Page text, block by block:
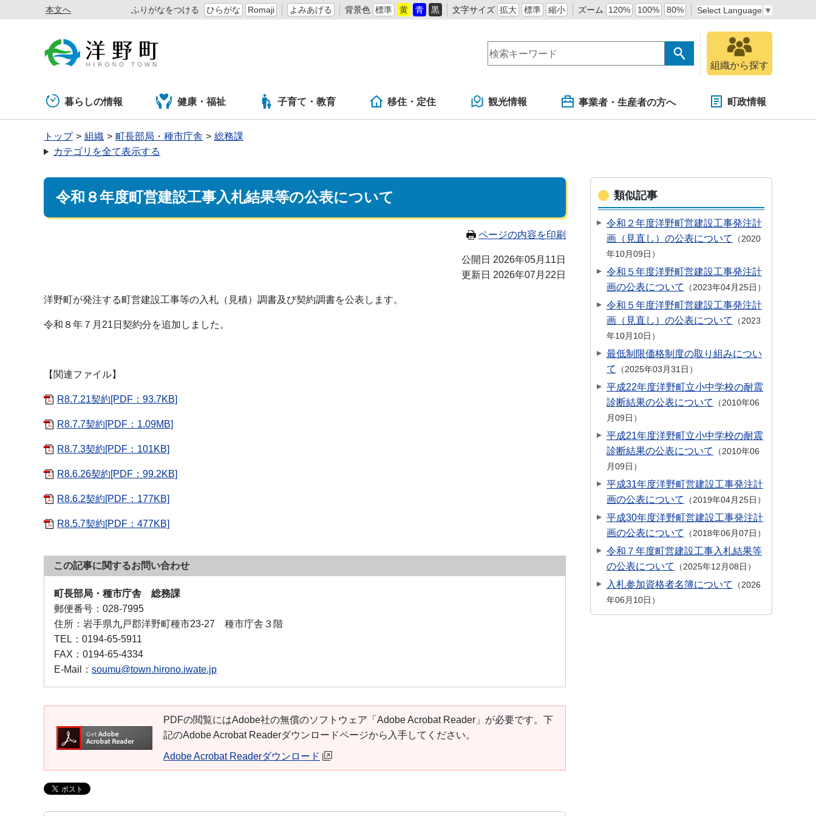
本文へ ふりがなをつける ひらがな Romaji よみあげる 背景色 標準 黄 青 黒 文字サイズ 拡大 標準 縮小 ズーム 120% 100% 80% Select Language ▼
組織から探す
暮らしの情報 健康・福祉 子育て・教育 移住・定住 観光情報 事業者・生産者の方へ 町政情報
トップ 組織 町長部局・種市庁舎
総務課
カテゴリを全て表示する
令和８年度町営建設工事入札結果等の公表について
ページの内容を印刷
公開日 2026年05月11日
更新日 2026年07月22日
洋野町が発注する町営建設工事等の入札（見積）調書及び契約調書を公表します。
令和８年７月21日契約分を追加しました。
【関連ファイル】
R8.7.21契約[PDF：93.7KB]
R8.7.7契約[PDF：1.09MB]
R8.7.3契約[PDF：101KB]
R8.6.26契約[PDF：99.2KB]
R8.6.2契約[PDF：177KB]
R8.5.7契約[PDF：477KB]
この記事に関するお問い合わせ
町長部局・種市庁舎 総務課
郵便番号： 028-7995
住所： 岩手県九戸郡洋野町種市23-27 種市庁舎３階
TEL： 0194-65-5911
FAX： 0194-65-4334
E-Mail： soumu@town.hirono.iwate.jp
PDFの閲覧にはAdobe社の無償のソフトウェア「Adobe Acrobat Reader」が必要です。下
記のAdobe Acrobat Readerダウンロードページから入手してください。
Adobe Acrobat Readerダウンロード
類似記事
令和２年度洋野町営建設工事発注計
画（見直し）の公表について
2020
年10月09日
令和５年度洋野町営建設工事発注計
画の公表について
2023年04月25日
令和５年度洋野町営建設工事発注計
画（見直し）の公表について
2023
年10月10日
最低制限価格制度の取り組みについ
て
2025年03月31日
平成22年度洋野町立小中学校の耐震
診断結果の公表について
2010年06
月09日
平成21年度洋野町立小中学校の耐震
診断結果の公表について
2010年06
月09日
平成31年度洋野町営建設工事発注計
画の公表について
2019年04月25日
平成30年度洋野町営建設工事発注計
画の公表について
2018年06月07日
令和７年度町営建設工事入札結果等
の公表について
2025年12月08日
入札参加資格者名簿について
2026
年06月10日